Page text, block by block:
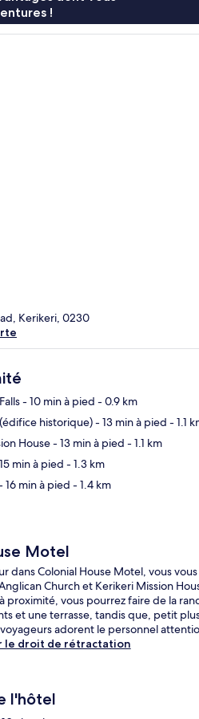
!
Kerikeri, 0230
- 10 min à pied - 0.9 km
historique)- 13 min à pied - 1.1
House- 13 min à pied - 1.1 km
min à pied - 1.3 km
16 min à pied - 1.4 km
Motel
dans Colonial House Motel, vous
Church et Kerikeri Mission
proximité, vous pourrez faire de la
et une terrasse, tandis que, petit
adorent le personnel
le droit de rétractation
l'hôtel